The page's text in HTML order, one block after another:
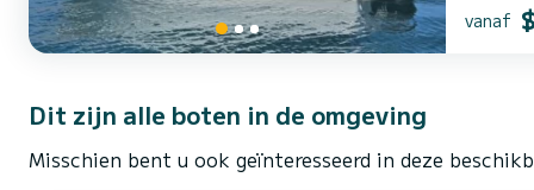
vanaf
Dit zijn alle boten in de omgeving
Misschien bent u ook geïnteresseerd in deze